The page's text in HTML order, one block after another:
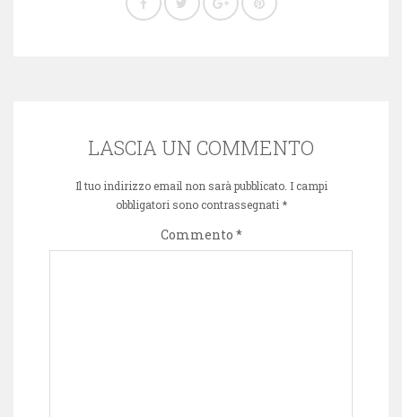
LASCIA UN COMMENTO
Il tuo indirizzo email non sarà pubblicato. I campi
obbligatori sono contrassegnati *
Commento *